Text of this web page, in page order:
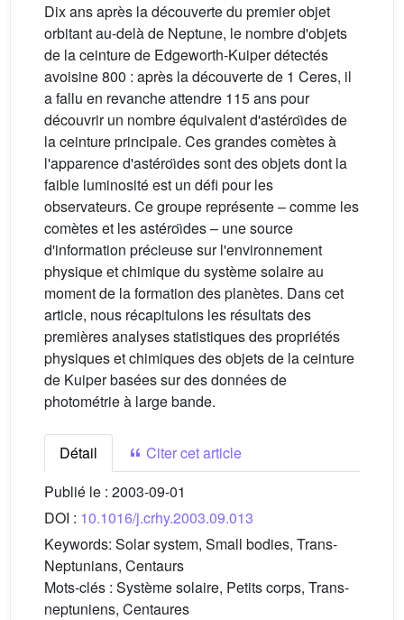
Dix ans après la découverte du premier objet
orbitant au-delà de Neptune, le nombre d'objets
de la ceinture de Edgeworth-Kuiper détectés
avoisine 800 : après la découverte de 1 Ceres, il
a fallu en revanche attendre 115 ans pour
découvrir un nombre équivalent d'astéroı̈des de
la ceinture principale. Ces grandes comètes à
l'apparence d'astéroı̈des sont des objets dont la
faible luminosité est un défi pour les
observateurs. Ce groupe représente – comme les
comètes et les astéroı̈des – une source
d'information précieuse sur l'environnement
physique et chimique du système solaire au
moment de la formation des planètes. Dans cet
article, nous récapitulons les résultats des
premières analyses statistiques des propriétés
physiques et chimiques des objets de la ceinture
de Kuiper basées sur des données de
photométrie à large bande.
Détail
Citer cet article
Publié le : 2003-09-01
DOI : 10.1016/j.crhy.2003.09.013
Keywords: Solar system, Small bodies, Trans-
Neptunians, Centaurs
Mots-clés : Système solaire, Petits corps, Trans-
neptuniens, Centaures